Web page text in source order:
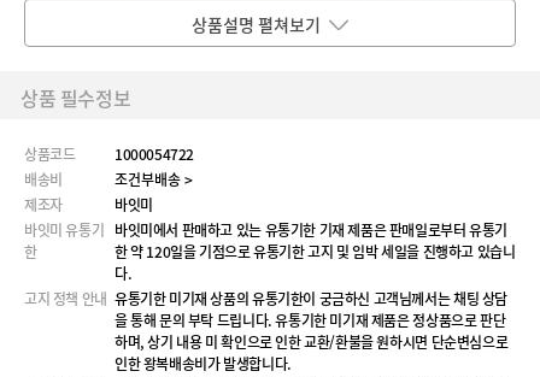
상품설명 펼쳐보기
상품 필수정보
상품코드
1000054722
배송비
조건부배송 >
제조자
바잇미
바잇미 유통기
한
바잇미에서 판매하고 있는 유통기한 기재 제품은 판매일로부터 유통기
한 약 120일을 기점으로 유통기한 고지 및 임박 세일을 진행하고 있습니
다.
고지 정책 안내 유통기한 미기재 상품의 유통기한이 궁금하신 고객님께서는 채팅 상담
을 통해 문의 부탁 드립니다. 유통기한 미기재 제품은 정상품으로 판단
하며, 상기 내용 미 확인으로 인한 교환/환불을 원하시면 단순변심으로
인한 왕복배송비가 발생합니다.